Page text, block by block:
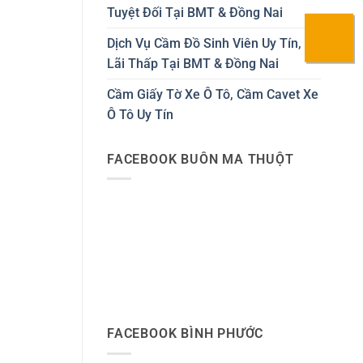
Tuyệt Đối Tại BMT & Đồng Nai
Dịch Vụ Cầm Đồ Sinh Viên Uy Tín,
Lãi Thấp Tại BMT & Đồng Nai
Cầm Giấy Tờ Xe Ô Tô, Cầm Cavet Xe
Ô Tô Uy Tín
FACEBOOK BUÔN MA THUỘT
FACEBOOK BÌNH PHƯỚC